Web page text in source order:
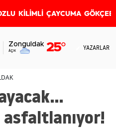
KİLİMLİ ÇAYCUMA
Zonguldak
Açık 25° YAZARLAR